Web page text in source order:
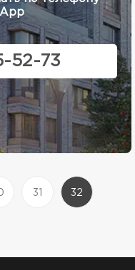
52-73
31 32(current)